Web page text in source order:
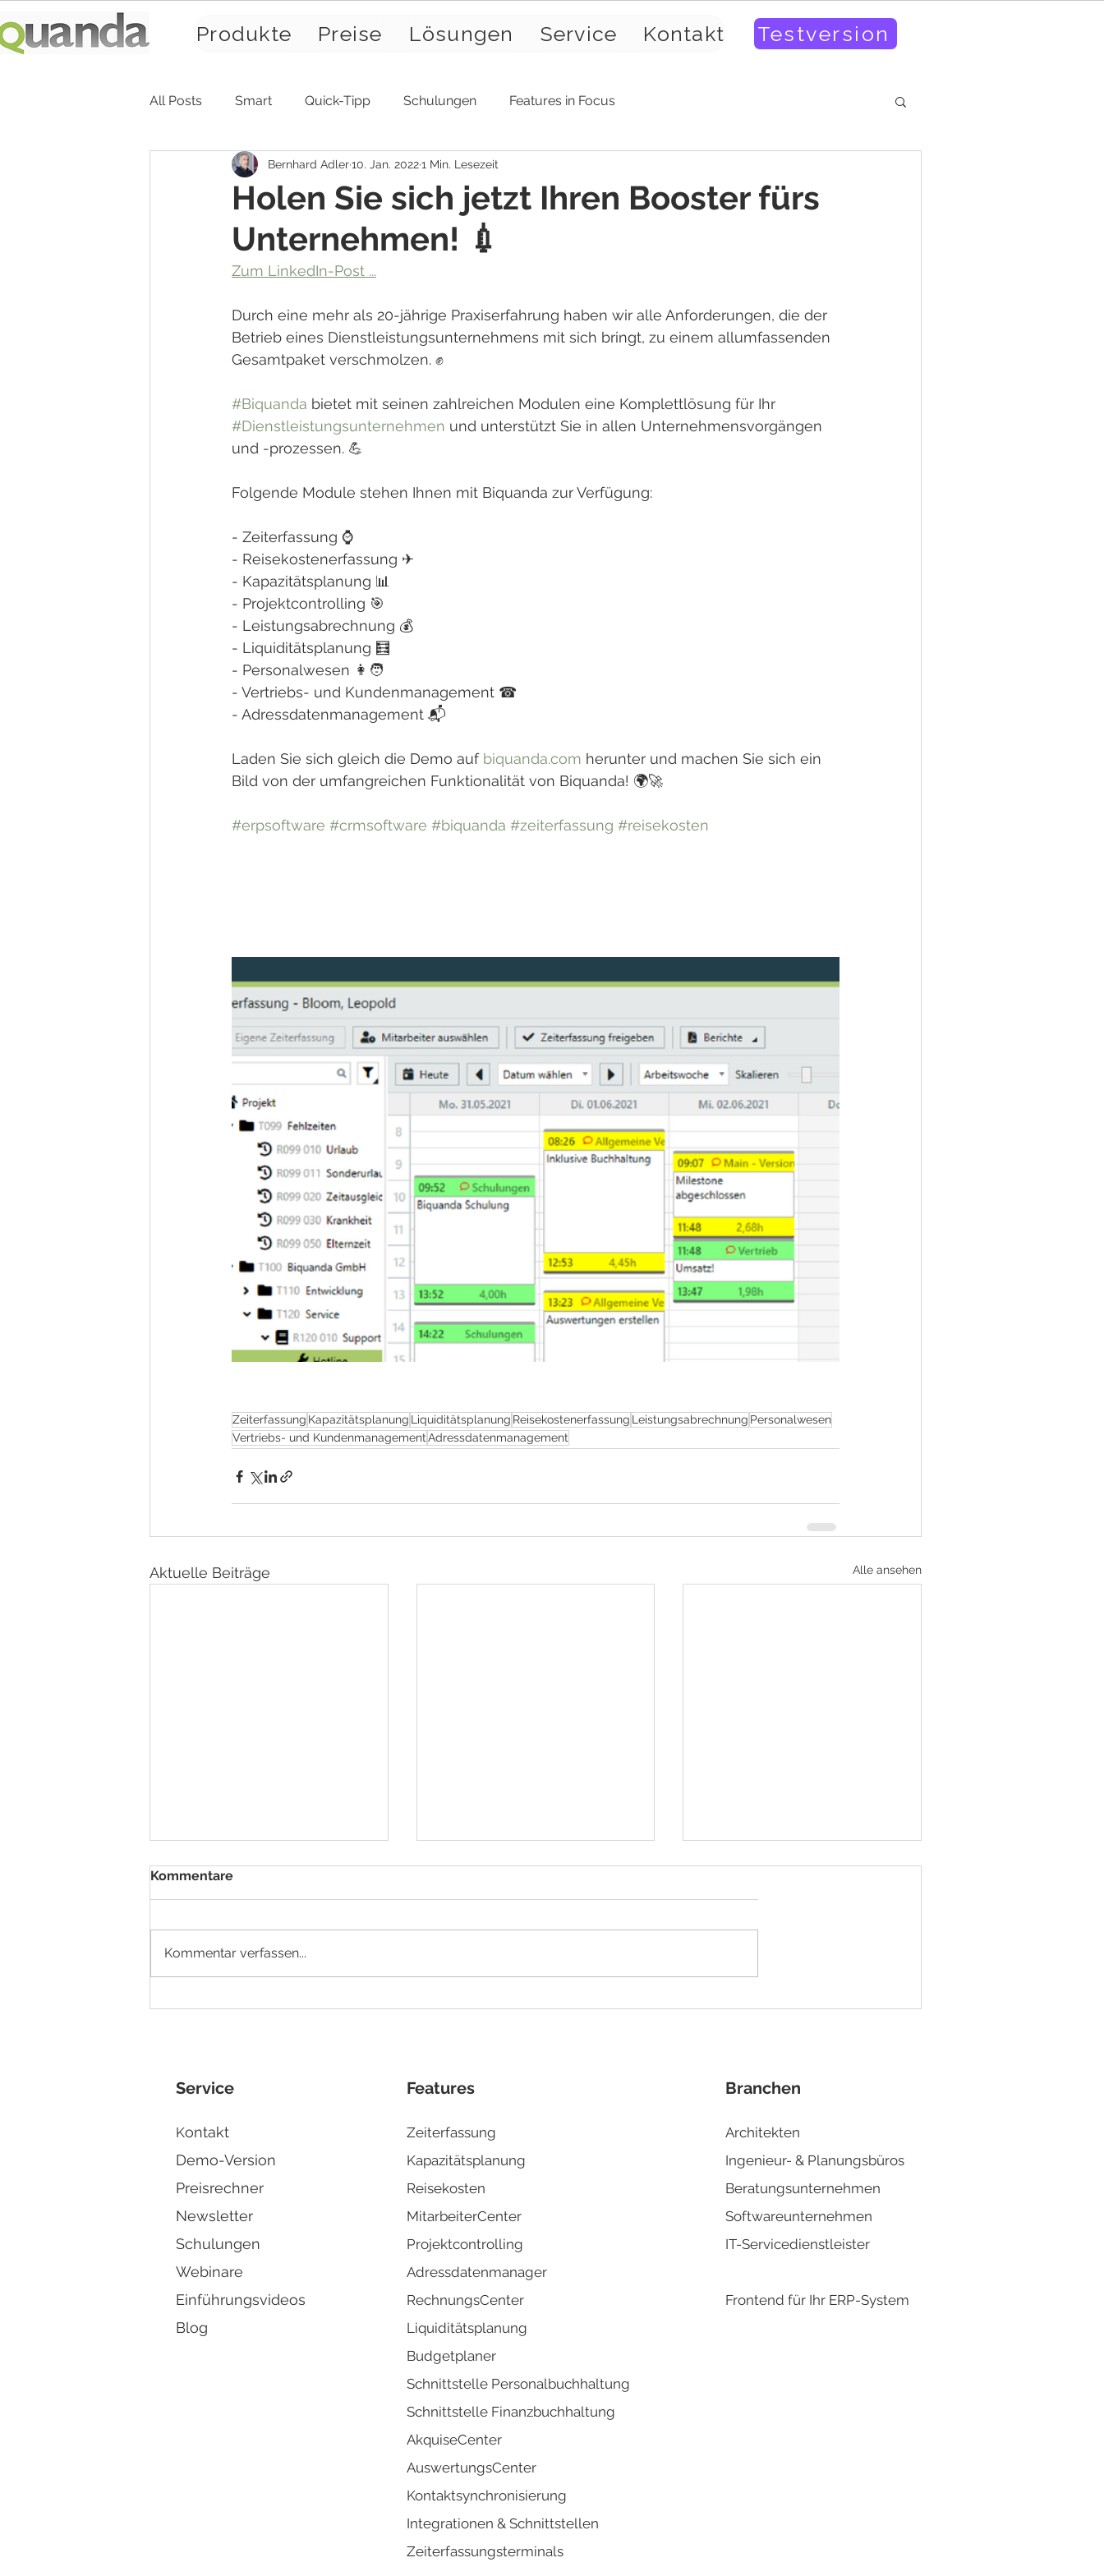
Produkte Preise Lösungen Service Kontakt Testversion
All Posts Smart Quick-Tipp Schulungen Features in Focus
Holen Sie sich jetzt Ihren Booster fürs
Unternehmen! 💉
Bernhard Adler10. Jan. 20221 Min. Lesezeit
Zum LinkedIn-Post ...
Durch eine mehr als 20-jährige Praxiserfahrung haben wir alle Anforderungen, die der
Betrieb eines Dienstleistungsunternehmens mit sich bringt, zu einem allumfassenden
Gesamtpaket verschmolzen. ✊
#Biquanda bietet mit seinen zahlreichen Modulen eine Komplettlösung für Ihr
#Dienstleistungsunternehmen und unterstützt Sie in allen Unternehmensvorgängen
und -prozessen. 💪
Folgende Module stehen Ihnen mit Biquanda zur Verfügung:
- Zeiterfassung ⌚
- Reisekostenerfassung ✈
- Kapazitätsplanung 📊
- Projektcontrolling 🎯
- Leistungsabrechnung 💰
- Liquiditätsplanung 🧮
- Personalwesen 👩🧑
- Vertriebs- und Kundenmanagement ☎
- Adressdatenmanagement 📬
Laden Sie sich gleich die Demo auf biquanda.com herunter und machen Sie sich ein
Bild von der umfangreichen Funktionalität von Biquanda! 🌍🚀
#erpsoftware #crmsoftware #biquanda #zeiterfassung #reisekosten
Zeiterfassung Kapazitätsplanung Liquiditätsplanung Reisekostenerfassung Leistungsabrechnung Personalwesen
Vertriebs- und KundenmanagementAdressdatenmanagement
Aktuelle Beiträge Alle ansehen
Kommentare
Kommentar verfassen...
Service
Kontakt
Demo-Version
Preisrechner
Newsletter
Schulungen
Webinare
Einführungsvideos
Blog
Features
Zeiterfassung
Kapazitätsplanung
Reisekosten
MitarbeiterCenter
Projektcontrolling
Adressdatenmanager
RechnungsCenter
Liquiditätsplanung
Budgetplaner
Schnittstelle Personalbuchhaltung
Schnittstelle Finanzbuchhaltung
AkquiseCenter
AuswertungsCenter
Kontaktsynchronisierung
Integrationen & Schnittstellen
Zeiterfassungsterminals
Branchen
Architekten
Ingenieur- & Planungsbüros
Beratungsunternehmen
Softwareunternehmen
IT-Servicedienstleister
Frontend für Ihr ERP-System